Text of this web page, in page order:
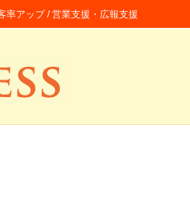
率アップ / 営業支援・広報支援